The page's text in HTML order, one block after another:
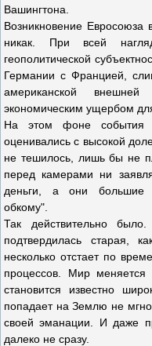
Вашингтона.
Возникновение Евросоюза
никак. При всей
геополитической
Германии с Францией,
американской
экономическим ущербом
На этом фоне события
оценивались с высокой
не тешилось, лишь бы не
перед камерами ни
деньги, а они большие
обкому".
Так действительно
подтвердилась старая,
несколько отстает по
процессов. Мир меняется
становится известно
попадает на Землю не
своей эманации. И даже
далеко не сразу.